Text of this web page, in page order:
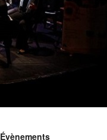
Évènements